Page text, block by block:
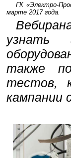
ГК «Электро-
марте 2017 года.
узнать
также
тестов,
кампании